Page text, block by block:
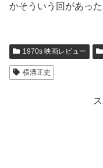
かそういう回があった
1970s 映画レビュー
横溝正史